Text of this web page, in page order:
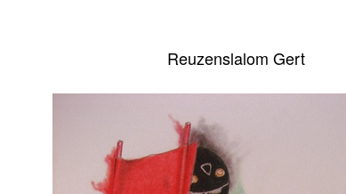
Reuzenslalom Gert